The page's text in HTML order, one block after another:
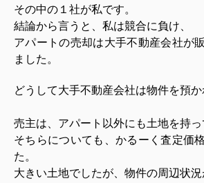
その中の１社が私です。
結論から言うと、私は競合に負け、
アパートの売却は大手不動産会社が
ました。
どうして大手不動産会社は物件を預か
売主は、アパート以外にも土地を持っ
そちらについても、かるーく査定価
た。
大きい土地でしたが、物件の周辺状況